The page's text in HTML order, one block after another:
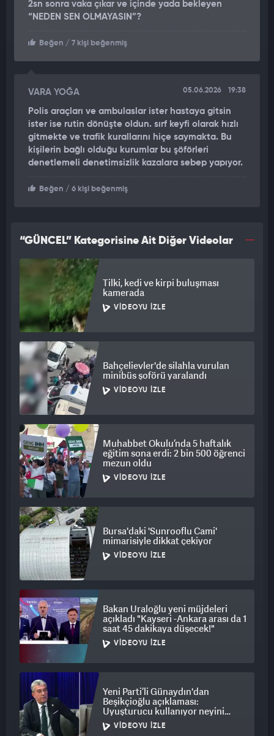
2sn sonra vaka çıkar ve içinde yada bekleyen
“NEDEN SEN OLMAYASIN”?
Beğen / 7 kişi beğenmiş
VARA YOĞA 05.06.2026 19:38
Polis araçları ve ambulaslar ister hastaya gitsin
ister ise rutin dönüşte oldun. sırf keyfi olarak hızlı
gitmekte ve trafik kurallarını hiçe saymakta. Bu
kişilerin bağlı olduğu kurumlar bu şöförleri
denetlemeli denetimsizlik kazalara sebep yapıyor.
Beğen / 6 kişi beğenmiş
“GÜNCEL” Kategorisine Ait Diğer Videolar
Tilki, kedi ve kirpi buluşması
kamerada
VIDEOYU İZLE
Bahçelievler'de silahla vurulan
minibüs şoförü yaralandı
VIDEOYU İZLE
Muhabbet Okulu’nda 5 haftalık
eğitim sona erdi: 2 bin 500 öğrenci
mezun oldu
VIDEOYU İZLE
Bursa'daki 'Sunrooflu Cami'
mimarisiyle dikkat çekiyor
VIDEOYU İZLE
Bakan Uraloğlu yeni müjdeleri
açıkladı "Kayseri -Ankara arası da 1
saat 45 dakikaya düşecek!"
VIDEOYU İZLE
Yeni Parti’li Günaydın'dan
Beşikçioğlu açıklaması:
Uyuşturucu kullanıyor neyini
savunayım!
VIDEOYU İZLE